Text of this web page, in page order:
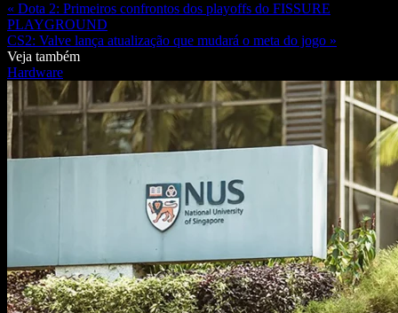
« Dota 2: Primeiros confrontos dos playoffs do FISSURE
PLAYGROUND
CS2: Valve lança atualização que mudará o meta do jogo »
Veja também
Hardware